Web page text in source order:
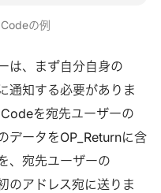
の例
は、まず自分自身の
通知する必要がありま
を宛先ユーザーの
データをOP_Returnに含
、宛先ユーザーの
のアドレス宛に送りま